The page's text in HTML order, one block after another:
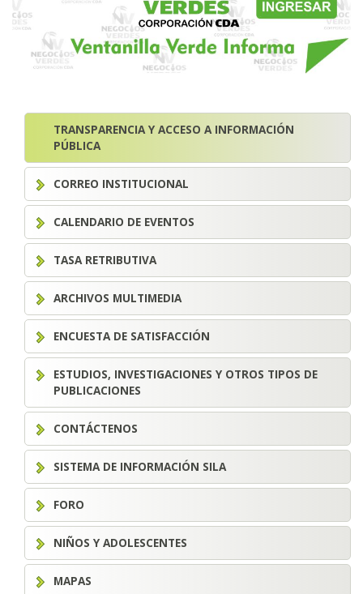
TRANSPARENCIA Y ACCESO A INFORMACIÓN
PÚBLICA
CORREO INSTITUCIONAL
CALENDARIO DE EVENTOS
TASA RETRIBUTIVA
ARCHIVOS MULTIMEDIA
ENCUESTA DE SATISFACCIÓN
ESTUDIOS, INVESTIGACIONES Y OTROS TIPOS DE
PUBLICACIONES
CONTÁCTENOS
SISTEMA DE INFORMACIÓN SILA
FORO
NIÑOS Y ADOLESCENTES
MAPAS